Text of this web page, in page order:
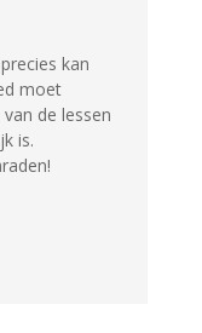
kan
moet
de lessen
is.